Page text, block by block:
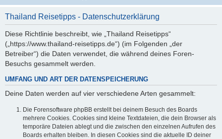
Thailand Reisetipps - Datenschutzerklärung
Diese Richtlinie beschreibt, wie „Thailand Reisetipps“
(„https://www.thailand-reisetipps.de“) (im Folgenden „der
Betreiber“) die Daten verwendet, die während deines Foren-
Besuchs gesammelt werden.
UMFANG UND ART DER DATENSPEICHERUNG
Deine Daten werden auf vier verschiedene Arten gesammelt:
Die Forensoftware phpBB erstellt bei deinem Besuch des Boards
mehrere Cookies. Cookies sind kleine Textdateien, die dein Browser als
temporäre Dateien ablegt und die zwischen den einzelnen Aufrufen des
Boards erhalten bleiben. In diesen Cookies sind die aktuelle ID deiner